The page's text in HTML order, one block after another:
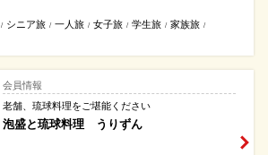
/ シニア旅 / 一人旅 / 女子旅 / 学生旅 / 家族旅 /
会員情報
老舗、琉球料理をご堪能ください
泡盛と琉球料理 うりずん